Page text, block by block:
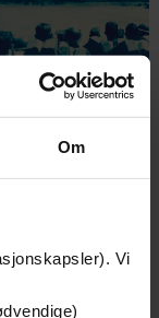
Om
Vi
199,-
En sjøens helt